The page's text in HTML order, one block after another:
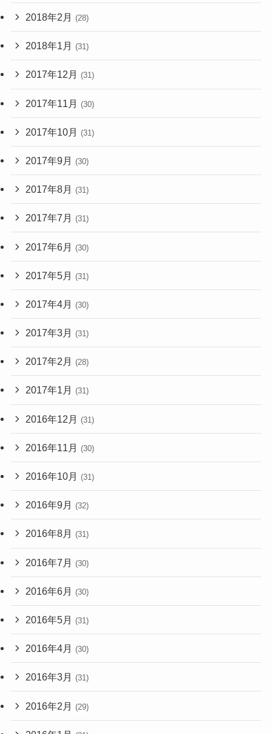
2018年2月 (28)
2018年1月 (31)
2017年12月 (31)
2017年11月 (30)
2017年10月 (31)
2017年9月 (30)
2017年8月 (31)
2017年7月 (31)
2017年6月 (30)
2017年5月 (31)
2017年4月 (30)
2017年3月 (31)
2017年2月 (28)
2017年1月 (31)
2016年12月 (31)
2016年11月 (30)
2016年10月 (31)
2016年9月 (32)
2016年8月 (31)
2016年7月 (30)
2016年6月 (30)
2016年5月 (31)
2016年4月 (30)
2016年3月 (31)
2016年2月 (29)